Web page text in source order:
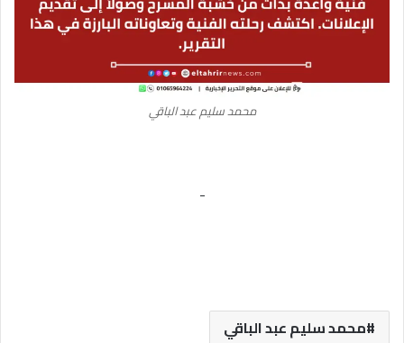
محمد سليم عبد الباقي
-
محمد سليم عبد الباقي